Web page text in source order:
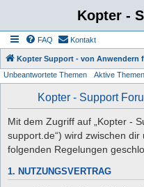
Kopter -
FAQ Kontakt
Kopter Support - von Anwendern
Unbeantwortete Themen Aktive Themen
Kopter - Support
Mit dem Zugriff auf „Kopter -
support.de“) wird zwischen
folgenden Regelungen
1. NUTZUNGSVERTRAG